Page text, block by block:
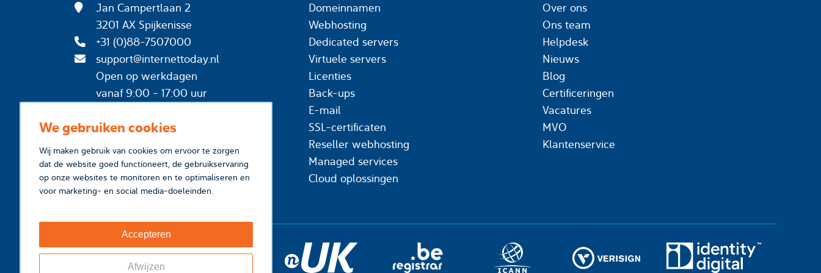
We gebruiken cookies
Wij maken gebruik van cookies om ervoor te zorgen
dat de website goed functioneert, de gebruikservaring
op onze websites te monitoren en te optimaliseren en
voor marketing- en social media-doeleinden.
Accepteren
Afwijzen
Jan Campertlaan 2
3201 AX Spijkenisse
+31 (0)88-7507000
support@internettoday.nl
Open op werkdagen
vanaf 9:00 - 17:00 uur
Domeinnamen
Webhosting
Dedicated servers
Virtuele servers
Licenties
Back-ups
E-mail
SSL-certificaten
Reseller webhosting
Managed services
Cloud oplossingen
Over ons
Ons team
Helpdesk
Nieuws
Blog
Certificeringen
Vacatures
MVO
Klantenservice